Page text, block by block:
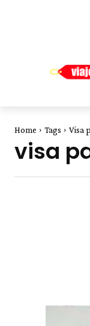
Home Tags Visa
visa